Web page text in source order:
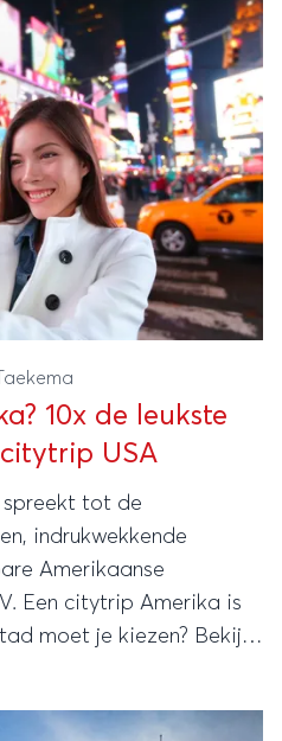
mooie steden om te
10x de leukste
USA
spreekt tot de
indrukwekkende
Amerikaanse
Een citytrip Amerika is
moet je kiezen? Bekijk